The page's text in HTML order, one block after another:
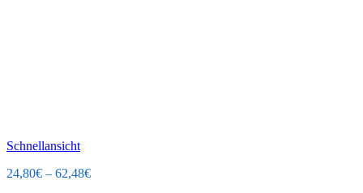
Schnellansicht
24,80€ – 62,48€